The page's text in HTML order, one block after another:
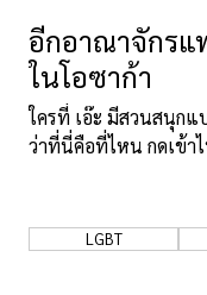
อีกอาณาจักร
ในโอซาก้า
ใครที่ เอ๊ะ มีสวนสนุกแ
ว่าที่นี่คือที่ไหน กดเข้า
LGBT